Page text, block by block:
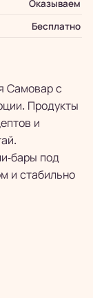
Оказываем
Бесплатно
Самовар с
Продукты
и
бары под
и стабильно